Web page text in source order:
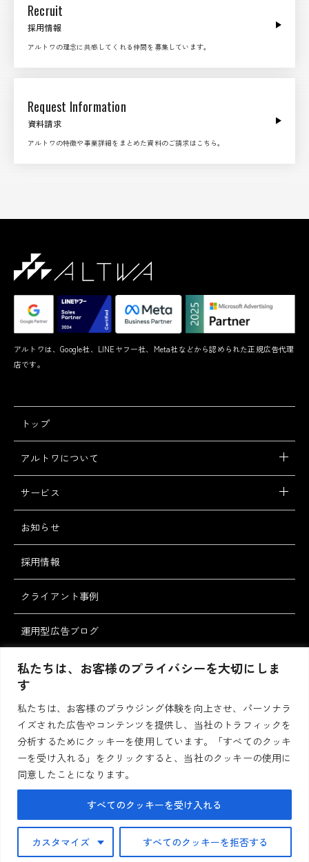
私たちは、お客様のプライバシーを大切にしま
す
私たちは、お客様のブラウジング体験を向上させ、パーソナラ
イズされた広告やコンテンツを提供し、当社のトラフィックを
分析するためにクッキーを使用しています。「すべてのクッキ
ーを受け入れる」をクリックすると、当社のクッキーの使用に
同意したことになります。
カスタマイズ すべてのクッキーを拒否する
すべてのクッキーを受け入れる
Recruit
採用情報
アルトワの理念に共感してくれる仲間を募集しています。
Request Information
資料請求
アルトワの特徴や事業詳細をまとめた資料のご請求はこちら。
アルトワは、Google社、LINEヤフー社、Meta社などから認められた正規広告代理
店です。
トップ
アルトワについて
サービス
お知らせ
採用情報
クライアント事例
運用型広告ブログ
スタッフブログ
お問い合わせ・ご
相談
資料請求
プライバシーポリシーサイトポリシー
Copyright © 2020-2026 Altwa Co., Ltd. All Rights Reserved.